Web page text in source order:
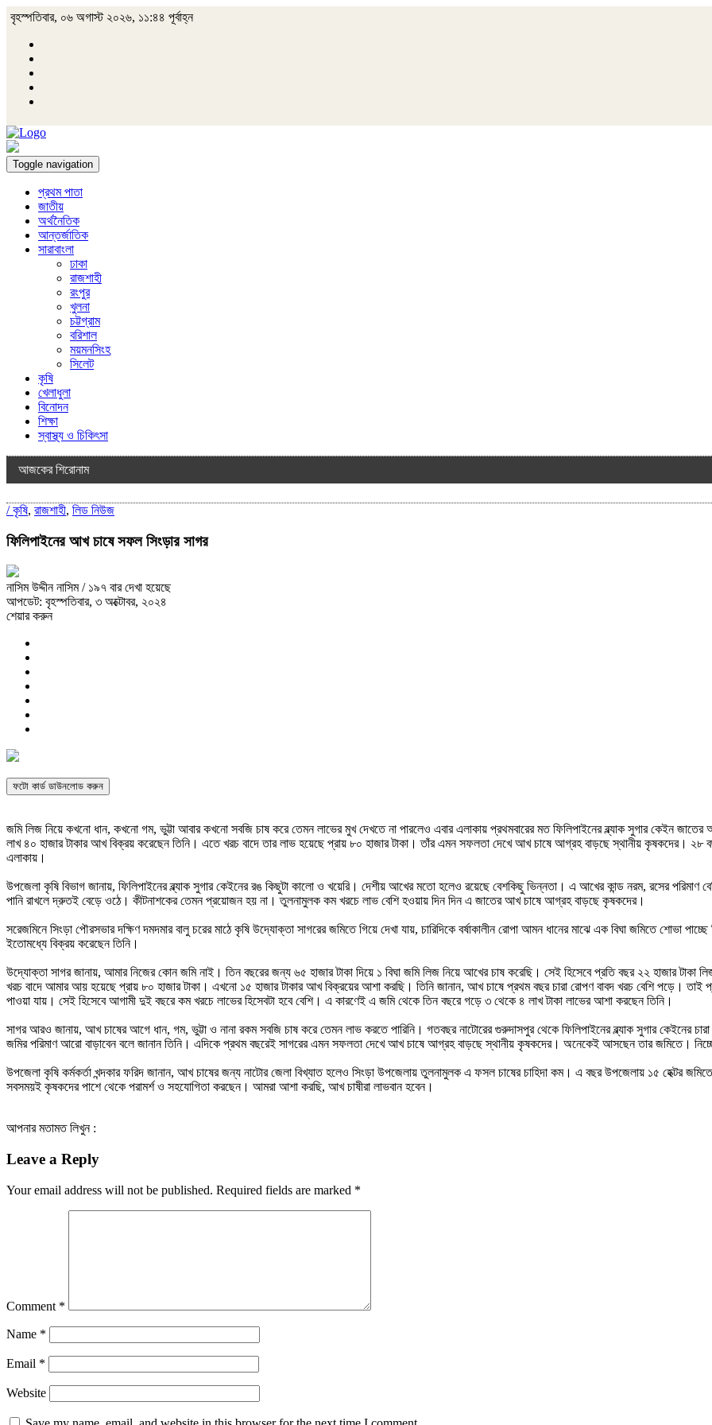
বৃহস্পতিবার, ০৬ অগাস্ট ২০২৬, ১১:৪৪ পূর্বাহ্ন
Toggle navigation
প্রথম পাতা
জাতীয়
অর্থনৈতিক
আন্তর্জাতিক
সারাবাংলা
ঢাকা
রাজশাহী
রংপুর
খুলনা
চট্টগ্রাম
বরিশাল
ময়মনসিংহ
সিলেট
কৃষি
খেলাধুলা
বিনোদন
শিক্ষা
স্বাস্থ্য ও চিকিৎসা
আজকের শিরোনাম
/কৃষি, রাজশাহী, লিড নিউজ
ফিলিপাইনের আখ চাষে সফল সিংড়ার সাগর
নাসিম উদ্দীন নাসিম/ ১৯৭ বার দেখা হয়েছে
আপডেট: বৃহস্পতিবার, ৩ অক্টোবর, ২০২৪
শেয়ার করুন
ফটো কার্ড ডাউনলোড করুন
জমি লিজ নিয়ে কখনো ধান, কখনো গম, ভুট্টা আবার কখনো সবজি চাষ করে তেমন লাভের মুখ দেখতে না পারলেও এবার এলাকায় প্রথমবারের মত ফিলিপাইনের ব্ল্যাক সুগার কেইন
লাখ ৪০ হাজার টাকার আখ বিক্রয় করেছেন তিনি। এতে খরচ বাদে তার লাভ হয়েছে প্রায় ৮০ হাজার টাকা। তাঁর এমন সফলতা দেখে আখ চাষে আগ্রহ বাড়ছে স্থানীয় কৃষকদের। ২৮
এলাকায়।
উপজেলা কৃষি বিভাগ জানায়, ফিলিপাইনের ব্ল্যাক সুগার কেইনের রঙ কিছুটা কালো ও খয়েরি। দেশীয় আখের মতো হলেও রয়েছে বেশকিছু ভিন্নতা। এ আখের কান্ড নরম, রসের পরিমাণ
পানি রাখলে দ্রুতই বেড়ে ওঠে। কীটনাশকের তেমন প্রয়োজন হয় না। তুলনামুলক কম খরচে লাভ বেশি হওয়ায় দিন দিন এ জাতের আখ চাষে আগ্রহ বাড়ছে কৃষকদের।
সরেজমিনে সিংড়া পৌরসভার দক্ষিণ দমদমার বালু চরের মাঠে কৃষি উদ্যোক্তা সাগরের জমিতে গিয়ে দেখা যায়, চারিদিকে বর্ষাকালীন রোপা আমন ধানের মাঝে এক বিঘা জমিতে শোভা
ইতোমধ্যে বিক্রয় করেছেন তিনি।
উদ্যোক্তা সাগর জানায়, আমার নিজের কোন জমি নাই। তিন বছরের জন্য ৬৫ হাজার টাকা দিয়ে ১ বিঘা জমি লিজ নিয়ে আখের চাষ করেছি। সেই হিসেবে প্রতি বছর ২২ হাজার
খরচ বাদে আমার আয় হয়েছে প্রায় ৮০ হাজার টাকা। এখনো ১৫ হাজার টাকার আখ বিক্রয়ের আশা করছি। তিনি জানান, আখ চাষে প্রথম বছর চারা রোপণ বাবদ খরচ বেশি পড়ে।
পাওয়া যায়। সেই হিসেবে আগামী দুই বছরে কম খরচে লাভের হিসেবটা হবে বেশি। এ কারণেই এ জমি থেকে তিন বছরে গড়ে ৩ থেকে ৪ লাখ টাকা লাভের আশা করছেন তিনি।
সাগর আরও জানায়, আখ চাষের আগে ধান, গম, ভুট্টা ও নানা রকম সবজি চাষ করে তেমন লাভ করতে পারিনি। গতবছর নাটোরের গুরুদাসপুর থেকে ফিলিপাইনের ব্ল্যাক সুগার কেইনের
জমির পরিমাণ আরো বাড়াবেন বলে জানান তিনি। এদিকে প্রথম বছরেই সাগরের এমন সফলতা দেখে আখ চাষে আগ্রহ বাড়ছে স্থানীয় কৃষকদের। অনেকেই আসছেন তার জমিতে।
উপজেলা কৃষি কর্মকর্তা খন্দকার ফরিদ জানান, আখ চাষের জন্য নাটোর জেলা বিখ্যাত হলেও সিংড়া উপজেলায় তুলনামুলক এ ফসল চাষের চাহিদা কম। এ বছর উপজেলায় ১৫ হেক্টর
সবসময়ই কৃষকদের পাশে থেকে পরামর্শ ও সহযোগিতা করছেন। আমরা আশা করছি, আখ চাষীরা লাভবান হবেন।
আপনার মতামত লিখুন :
Leave a Reply
Your email address will not be published. Required fields are marked *
Comment *
Name *
Email *
Website